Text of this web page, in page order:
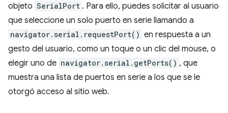
objeto SerialPort . Para ello, puedes solicitar al usuario
que seleccione un solo puerto en serie llamando a
navigator.serial.requestPort() en respuesta a un
gesto del usuario, como un toque o un clic del mouse, o
elegir uno de navigator.serial.getPorts() , que
muestra una lista de puertos en serie a los que se le
otorgó acceso al sitio web.